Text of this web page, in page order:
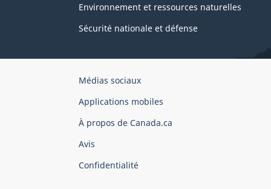
Environnement et ressources naturelles
Sécurité nationale et défense
Organisation
gouvernement
du
Canada
Médias sociaux
Applications mobiles
À propos de Canada.ca
Avis
Confidentialité